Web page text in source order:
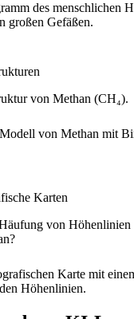
des menschlichen
großen Gefäßen.
von Methan (CH₄).
von Methan mit
Karten
von Höhenlinien
Karte mit
Höhenlinien.